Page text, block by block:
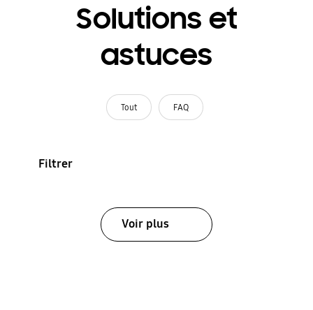
Solutions et
astuces
Tout FAQ
Filtrer
Voir plus